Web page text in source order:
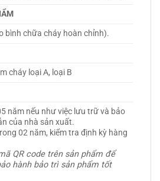
bình chữa cháy hoàn chỉnh).
cháy loại A, loại B
năm nếu như việc lưu trữ và bảo
của nhà sản xuất.
02 năm, kiểm tra định kỳ hàng
QR code trên sản phẩm để
hành bảo trì sản phẩm tốt